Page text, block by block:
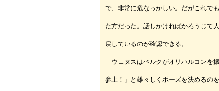
で、非常に危なっかしい。だがこれで
た方だった。話しかければかろうじて
戻しているのが確認できる。
ウェヌスはベルクがオリハルコンを
参上！」と雄々しくポーズを決めるの